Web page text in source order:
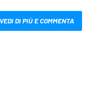
VEDI DI PIÙ E COMMENTA